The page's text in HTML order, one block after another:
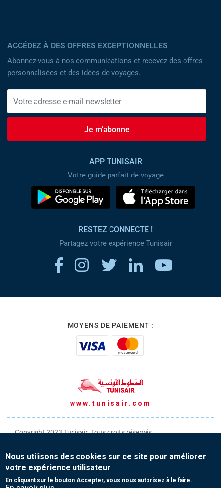
ACCÉDEZ À DES OFFRES EXCEPTIONNELLES
Abonnez-vous à nos communications et recevez des offres
personnalisées et des idées de voyages.
Je m’abonne
APP TUNISAIR
Votre guide parfait de voyage
RESTEZ CONNECTÉ !
Partagez votre expérience Tunisair
MOYENS DE PAIEMENT :
www.tunisair.com
Copyright 2023 Tunisair. Tous droits réservés
Conditions générales de Vente
Protection de vos données personnelles
Nous utilisons des cookies sur ce site pour améliorer
votre expérience utilisateur
En cliquant sur le bouton Accepter, vous nous autorisez à le faire.